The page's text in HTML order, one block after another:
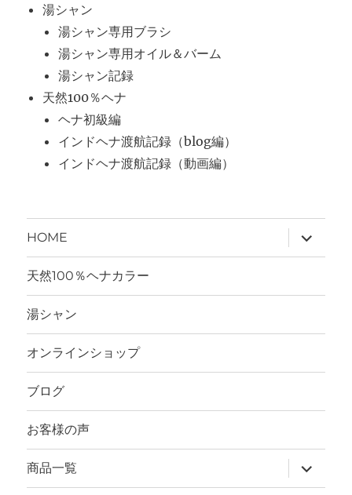
湯シャン
湯シャン専用ブラシ
湯シャン専用オイル＆バーム
湯シャン記録
天然100％ヘナ
ヘナ初級編
インドヘナ渡航記録（blog編）
インドヘナ渡航記録（動画編）
HOME
サ
ブ
メ
ー
開
天然100％ヘナカラー
湯シャン
オンラインショップ
ブログ
お客様の声
商品一覧
サ
ブ
メ